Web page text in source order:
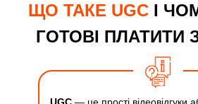
ЩО ТАКЕ UGC І
ГОТОВІ ПЛАТИТИ